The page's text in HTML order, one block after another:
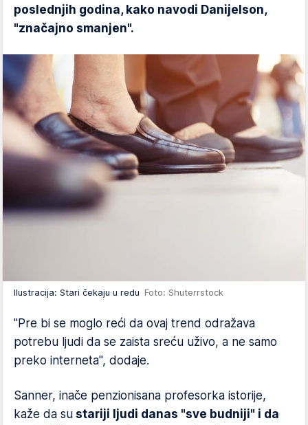
poslednjih godina, kako navodi Danijelson,
"značajno smanjen".
Ilustracija: Stari čekaju u redu Foto: Shuterrstock
"Pre bi se moglo reći da ovaj trend odražava
potrebu ljudi da se zaista sreću uživo, a ne samo
preko interneta", dodaje.
Sanner, inače penzionisana profesorka istorije,
kaže da su stariji ljudi danas "sve budniji" i da